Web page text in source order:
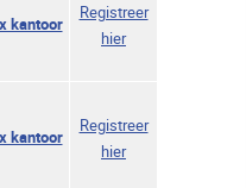
kantoor
Registreer
hier
kantoor
Registreer
hier